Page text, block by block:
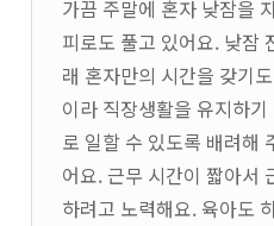
가끔 주말에 혼자 낮잠을
피로도 풀고 있어요. 낮잠
래 혼자만의 시간을 갖기
이라 직장생활을 유지하
로 일할 수 있도록 배려해
어요. 근무 시간이 짧아서
하려고 노력해요. 육아도